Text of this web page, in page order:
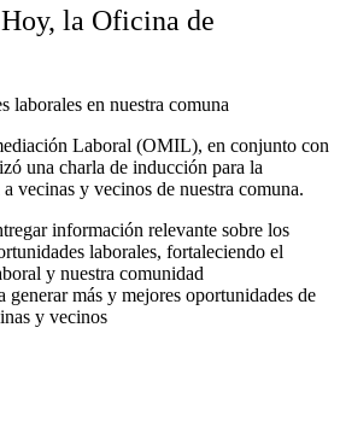
la Oficina de
laborales en nuestra comuna
Laboral (OMIL), en conjunto con
una charla de inducción para la
vecinas y vecinos de nuestra comuna.
información relevante sobre los
laborales, fortaleciendo el
y nuestra comunidad
generar más y mejores oportunidades de
y vecinos